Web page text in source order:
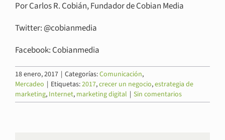
Por Carlos R. Cobián, Fundador de Cobian Media
Twitter: @cobianmedia
Facebook: Cobianmedia
18 enero, 2017 | Categorías:Comunicación,
Mercadeo | Etiquetas:2017,crecer un negocio,estrategia de
marketing, Internet, marketing digital | Sin comentarios